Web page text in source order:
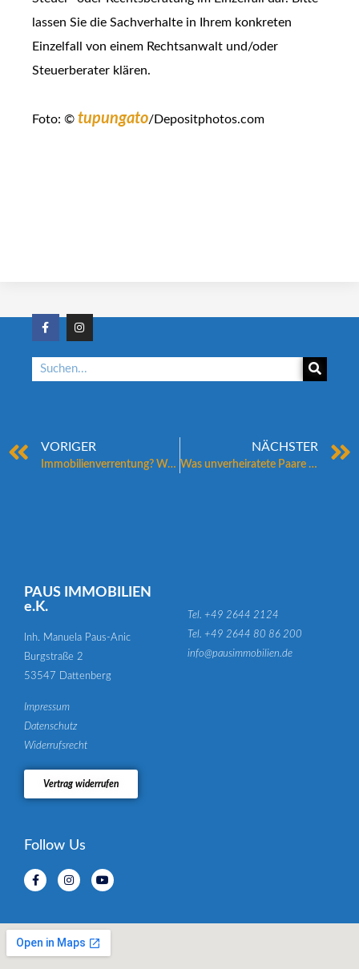
lassen Sie die Sachverhalte in Ihrem konkreten
Einzelfall von einem Rechtsanwalt und/oder
Steuerberater klären.
Foto: © tupungato/Depositphotos.com
VORIGER
Immobilienverrentung? Was ist das?
NÄCHSTER
Was unverheiratete Paare beim Hauskauf beachten müssen
PAUS IMMOBILIEN
e.K.
Inh. Manuela Paus-Anic
Burgstraße 2
53547 Dattenberg
Tel. +49 2644 2124
Tel. +49 2644 80 86 200
info@pausimmobilien.de
Impressum
Datenschutz
Widerrufsrecht
Vertrag widerrufen
Follow Us